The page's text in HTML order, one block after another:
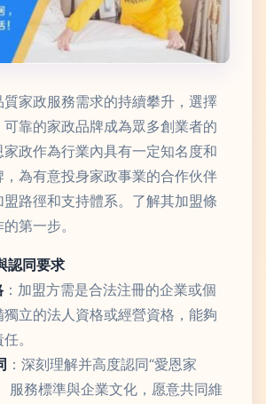
家政服務需求的持續攀升，選擇
靠的家政品牌成為眾多創業者的
政作為行業內具有一定知名度和
為有意投身家政事業的合作伙伴
路徑和支持體系。了解其加盟條
第一步。
認同要求
：加盟方需是合法注冊的企業或個
立的法人資格或經營資格，能夠
。
：深刻理解并高度認同“愛恩家
服務標準與企業文化，愿意共同維